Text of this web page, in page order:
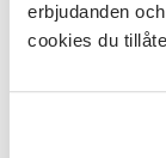
erbjudanden
cookies du
en takt som
deltagare och